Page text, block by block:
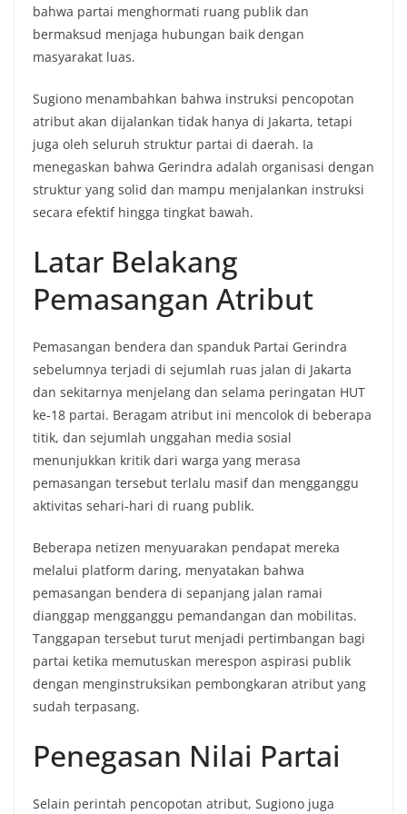
bahwa partai menghormati ruang publik dan
bermaksud menjaga hubungan baik dengan
masyarakat luas.
Sugiono menambahkan bahwa instruksi pencopotan
atribut akan dijalankan tidak hanya di Jakarta, tetapi
juga oleh seluruh struktur partai di daerah. Ia
menegaskan bahwa Gerindra adalah organisasi dengan
struktur yang solid dan mampu menjalankan instruksi
secara efektif hingga tingkat bawah.
Latar Belakang
Pemasangan Atribut
Pemasangan bendera dan spanduk Partai Gerindra
sebelumnya terjadi di sejumlah ruas jalan di Jakarta
dan sekitarnya menjelang dan selama peringatan HUT
ke‑18 partai. Beragam atribut ini mencolok di beberapa
titik, dan sejumlah unggahan media sosial
menunjukkan kritik dari warga yang merasa
pemasangan tersebut terlalu masif dan mengganggu
aktivitas sehari‑hari di ruang publik.
Beberapa netizen menyuarakan pendapat mereka
melalui platform daring, menyatakan bahwa
pemasangan bendera di sepanjang jalan ramai
dianggap mengganggu pemandangan dan mobilitas.
Tanggapan tersebut turut menjadi pertimbangan bagi
partai ketika memutuskan merespon aspirasi publik
dengan menginstruksikan pembongkaran atribut yang
sudah terpasang.
Penegasan Nilai Partai
Selain perintah pencopotan atribut, Sugiono juga